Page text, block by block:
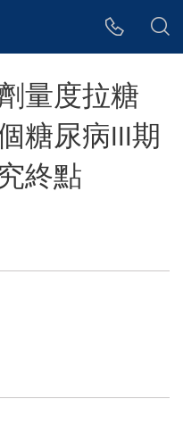
量度拉糖
糖尿病III期
終點